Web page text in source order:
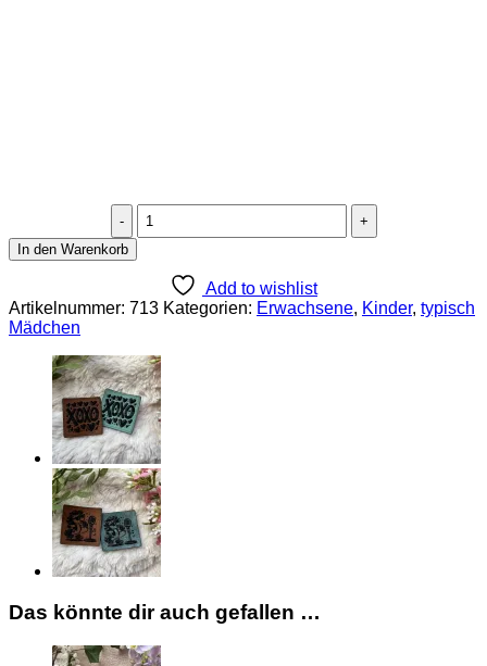
Tüddelherz,
Lederknöpfe
Menge
In den Warenkorb
Add to wishlist
Artikelnummer: 713 Kategorien: Erwachsene, Kinder, typisch
Mädchen
Das könnte dir auch gefallen …